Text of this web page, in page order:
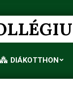
DIÁKOTTHON